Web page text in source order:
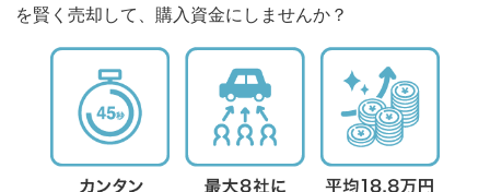
を賢く売却して、購入資金にしませんか？